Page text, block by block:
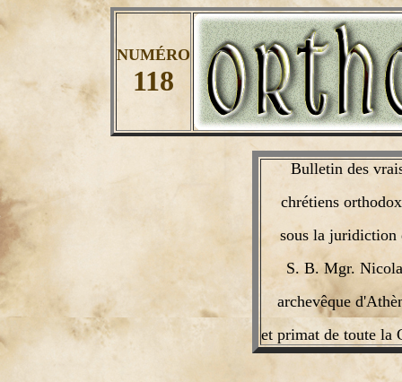
NUMÉRO
118
Bulletin des
chrétiens
sous la juridiction
S. B. Mgr.
archevêque
et primat de toute la